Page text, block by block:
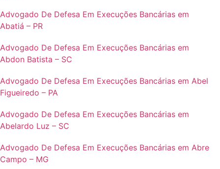
Advogado De Defesa Em Execuções Bancárias em
Abatiá – PR
Advogado De Defesa Em Execuções Bancárias em
Abdon Batista – SC
Advogado De Defesa Em Execuções Bancárias em Abel
Figueiredo – PA
Advogado De Defesa Em Execuções Bancárias em
Abelardo Luz – SC
Advogado De Defesa Em Execuções Bancárias em Abre
Campo – MG